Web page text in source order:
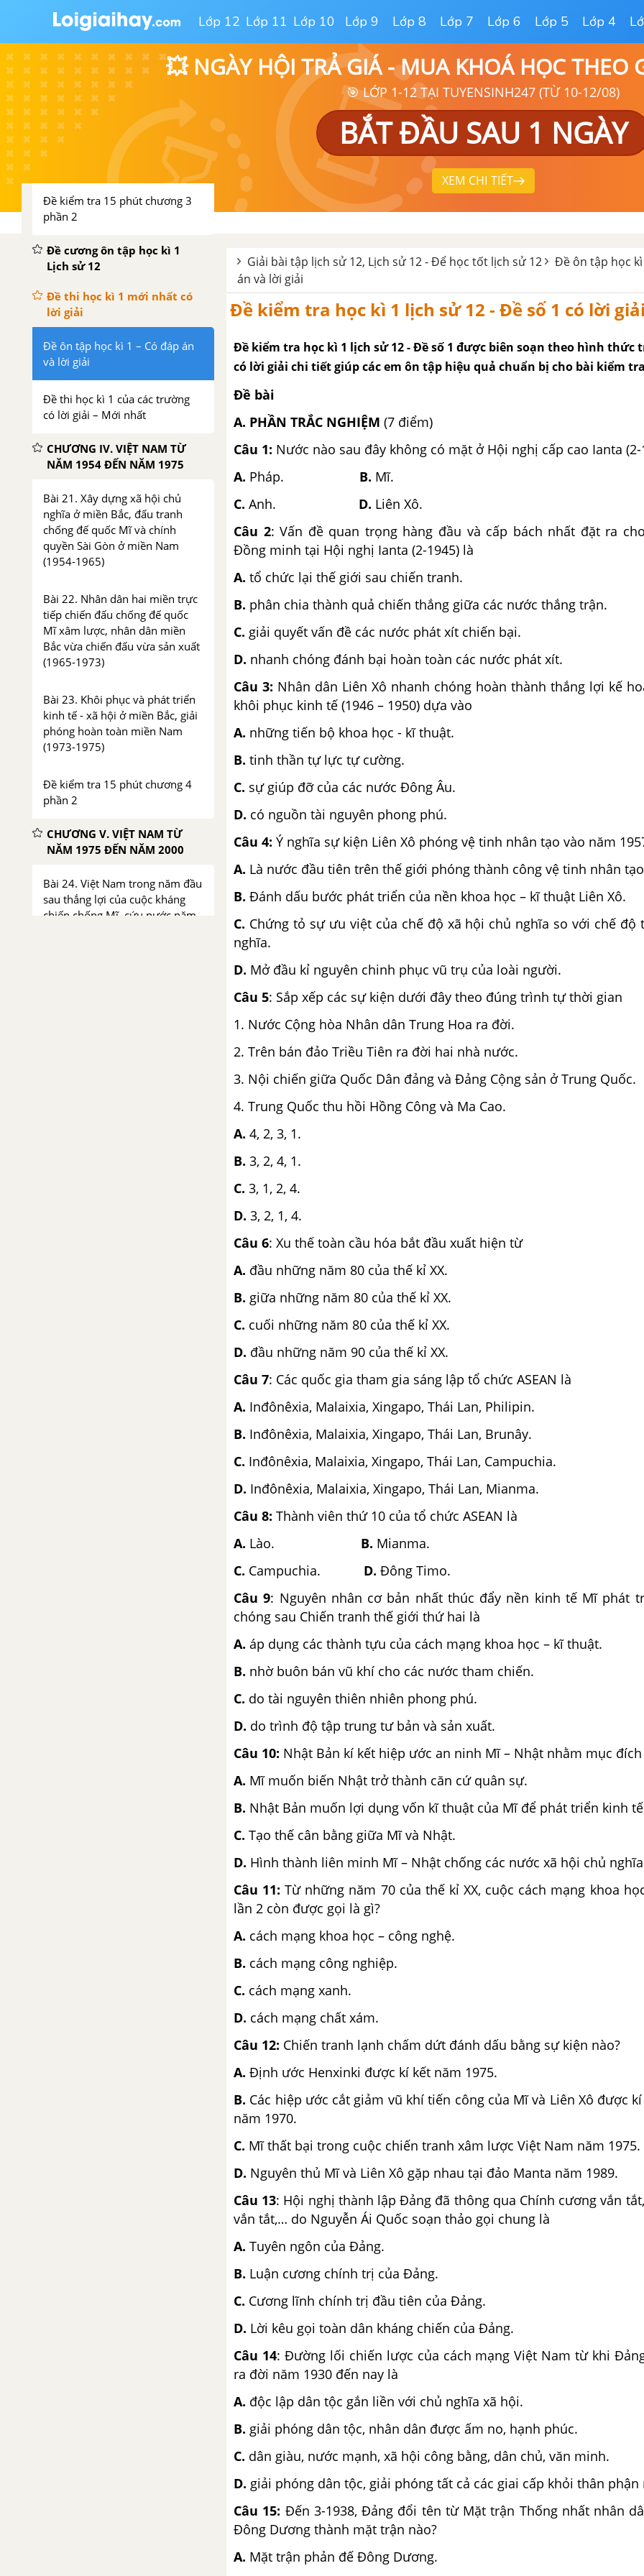
Lớp 12 Lớp 11 Lớp 10 Lớp 9 Lớp 8 Lớp 7 Lớp 6 Lớp 5 Lớp 4
💥 NGÀY HỘI TRẢ GIÁ - MUA KHOÁ HỌC THEO
🎯 LỚP 1-12 TẠI TUYENSINH247 (TỪ 10-12/08)
BẮT ĐẦU SAU 1 NGÀY
XEM CHI TIẾT
chống thực dân Pháp (1946-
1950)
Bài 19. Bước phát triển của cuộc
kháng chiến toàn quốc chống
thực dân Pháp (1951-1953)
Bài 20. Cuộc kháng chiến toàn
quốc chống thực dân Pháp kết
thúc (1953-1954)
Đề kiểm tra 15 phút chương 3
phần 2
Đề cương ôn tập học kì 1
Lịch sử 12
Đề thi học kì 1 mới nhất có
lời giải
Đề ôn tập học kì 1 – Có đáp án
và lời giải
Đề thi học kì 1 của các trường
có lời giải – Mới nhất
CHƯƠNG IV. VIỆT NAM TỪ
NĂM 1954 ĐẾN NĂM 1975
Bài 21. Xây dựng xã hội chủ
nghĩa ở miền Bắc, đấu tranh
chống đế quốc Mĩ và chính
quyền Sài Gòn ở miền Nam
(1954-1965)
Bài 22. Nhân dân hai miền trực
tiếp chiến đấu chống đế quốc
Mĩ xâm lược, nhân dân miền
Bắc vừa chiến đấu vừa sản xuất
(1965-1973)
Bài 23. Khôi phục và phát triển
kinh tế - xã hội ở miền Bắc, giải
phóng hoàn toàn miền Nam
(1973-1975)
Đề kiểm tra 15 phút chương 4
phần 2
CHƯƠNG V. VIỆT NAM TỪ
NĂM 1975 ĐẾN NĂM 2000
Bài 24. Việt Nam trong năm đầu
sau thắng lợi của cuộc kháng
chiến chống Mĩ, cứu nước năm
Giải bài tập lịch sử 12, Lịch sử 12 - Để học tốt lịch sử 12
Đề ôn tập học kì
án và lời giải
Đề kiểm tra học kì 1 lịch sử 12 - Đề số 1 có lời
Đề kiểm tra học kì 1 lịch sử 12 - Đề số 1 được biên soạn theo hình thức
có lời giải chi tiết giúp các em ôn tập hiệu quả chuẩn bị cho bài kiểm
Đề bài
A. PHẦN TRẮC NGHIỆM (7 điểm)
Câu 1: Nước nào sau đây không có mặt ở H­ội nghị cấp cao Ianta (2-
A. Pháp. B. Mĩ.
C. Anh. D. Liên Xô.
Câu 2: Vấn đề quan trọng hàng đầu và cấp­ bách nhất đặt ra
Đồng minh tại Hội nghị Ianta (2-1945) là
A. tổ chức lại thế giới sau chiến tranh.
B. phân chia thành quả chiến thắng giữa các nước thắng trận.
C. giải quyết vấn đề các nước phát xít chiến bại.
D. nhanh chóng đánh bại hoàn toàn các nước phát xít.
Câu 3: Nhân dân Liên Xô nhanh chóng hoàn thành thắng lợi kế
khôi phục kinh tế (1946 – 1950) dựa vào
A. những tiến bộ khoa học - kĩ thuật.
B. tinh thần tự lực tự cường.
C. sự giúp đỡ của các nước Đông Âu.
D. có nguồn tài nguyên phong phú.
Câu 4: Ý nghĩa sự kiện Liên Xô phóng vệ tinh nhân tạo vào năm
A. Là nước đầu tiên trên thế giới phóng thành công vệ tinh nhân
B. Đánh dấu bước phát triển của nền khoa học – kĩ thuật Liên Xô.
C. Chứng tỏ sự ưu việt của chế độ xã hội chủ nghĩa so với chế độ
nghĩa.
D. Mở đầu kỉ nguyên chinh phục vũ trụ của loài người.
Câu 5: Sắp xếp các sự kiện dưới đây theo đúng trình tự thời gian
1. Nước Cộng hòa Nhân dân Trung Hoa ra đời.
2. Trên bán đảo Triều Tiên ra đời hai nhà nước.
3. Nội chiến giữa Quốc Dân đảng và Đảng Cộng sản ở Trung Quốc.
4. Trung Quốc thu hồi Hồng Công và Ma Cao.
A. 4, 2, 3, 1.
B. 3, 2, 4, 1.
C. 3, 1, 2, 4.
D. 3, 2, 1, 4.
Câu 6: Xu thế toàn cầu hóa bắt đầu xuất hiện từ
A. đầu những năm 80 của thế kỉ XX.
B. giữa những năm 80 của thế kỉ XX.
C. cuối những năm 80 của thế kỉ XX.
D. đầu những năm 90 của thế kỉ XX.
Câu 7: Các quốc gia tham gia sáng lập tổ chức ASEAN là
A. Inđônêxia, Malaixia, Xingapo, Thái Lan, Philipin.
B. Inđônêxia, Malaixia, Xingapo, Thái Lan, Brunây.
C. Inđônêxia, Malaixia, Xingapo, Thái Lan, Campuchia.
D. Inđônêxia, Malaixia, Xingapo, Thái Lan, Mianma.
Câu 8: Thành viên thứ 10 của tổ chức ASEAN là
A. Lào. B. Mianma.
C. Campuchia. D. Đông Timo.
Câu 9: Nguyên nhân cơ bản nhất thúc đẩy nền kinh tế Mĩ phát
chóng sau Chiến tranh thế giới thứ hai là
A. áp dụng các thành tựu của cách mạng khoa học – kĩ thuật.
B. nhờ buôn bán vũ khí cho các nước tham chiến.
C. do tài nguyên thiên nhiên phong phú.
D. do trình độ tập trung tư bản và sản xuất.
Câu 10: Nhật Bản kí kết hiệp ước an ninh Mĩ – Nhật nhằm mục đích
A. Mĩ muốn biến Nhật trở thành căn cứ quân sự.
B. Nhật Bản muốn lợi dụng vốn kĩ thuật của Mĩ để phát triển kinh
C. Tạo thế cân bằng giữa Mĩ và Nhật.
D. Hình thành liên minh Mĩ – Nhật chống các nước xã hội chủ
Câu 11: Từ những năm 70 của thế kỉ XX, cuộc cách mạng khoa
lần 2 còn được gọi là gì?
A. cách mạng khoa học – công nghệ.
B. cách mạng công nghiệp.
C. cách mạng xanh.
D. cách mạng chất xám.
Câu 12: Chiến tranh lạnh chấm dứt đánh dấu bằng sự kiện nào?
A. Định ước Henxinki được kí kết năm 1975.
B. Các hiệp ước cắt giảm vũ khí tiến công của Mĩ và Liên Xô được
năm 1970.
C. Mĩ thất bại trong cuộc chiến tranh xâm lược Việt Nam năm 1975.
D. Nguyên thủ Mĩ và Liên Xô gặp nhau tại đảo Manta năm 1989.
Câu 13: Hội nghị thành lập Đảng đã thông qua Chính cương vắn
vắn tắt,… do Nguyễn Ái Quốc soạn thảo gọi chung là
A. Tuyên ngôn của Đảng.
B. Luận cương chính trị của Đảng.
C. Cương lĩnh chính trị đầu tiên của Đảng.
D. Lời kêu gọi toàn dân kháng chiến của Đảng.
Câu 14: Đường lối chiến lược của cách mạng Việt Nam từ khi
ra đời năm 1930 đến nay là
A. độc lập dân tộc gắn liền với chủ nghĩa xã hội.
B. giải phóng dân tộc, nhân dân được ấm no, hạnh phúc.
C. dân giàu, nước mạnh, xã hội công bằng, dân chủ, văn minh.
D. giải phóng dân tộc, giải phóng tất cả các giai cấp khỏi thân phận
Câu 15: Đến 3-1938, Đảng đổi tên từ Mặt trận Thống nhất nhân
Đông Dương thành mặt trận nào?
A. Mặt trận phản đế Đông Dương.